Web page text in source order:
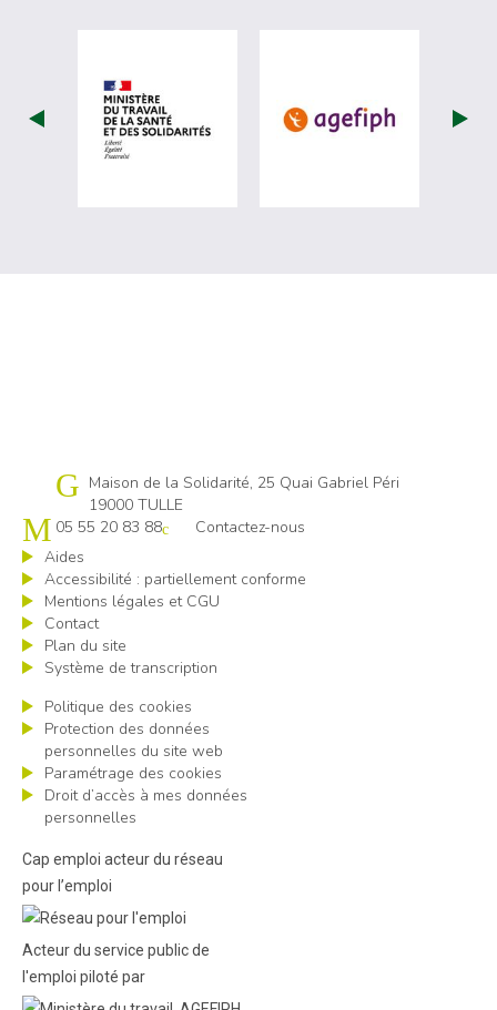
visiter les site de Ministère du travail
visiter les
Cap emploi 19
Maison de la Solidarité, 25 Quai Gabriel Péri
19000 TULLE
05 55 20 83 88
Contactez-nous
Aides
Accessibilité : partiellement conforme
Mentions légales et CGU
Contact
Plan du site
Système de transcription
Politique des cookies
Protection des données
personnelles du site web
Paramétrage des cookies
Droit d’accès à mes données
personnelles
Cap emploi acteur du réseau
pour l’emploi
Acteur du service public de
l'emploi piloté par